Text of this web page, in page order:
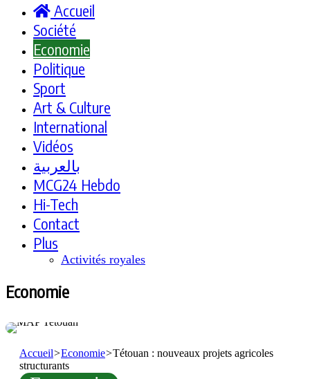
Accueil
Société
Economie
Politique
Sport
Art & Culture
International
Vidéos
بالعربية
MCG24 Hebdo
Hi-Tech
Contact
Plus
Activités royales
Economie
Accueil>Economie>Tétouan : nouveaux projets agricoles
structurants